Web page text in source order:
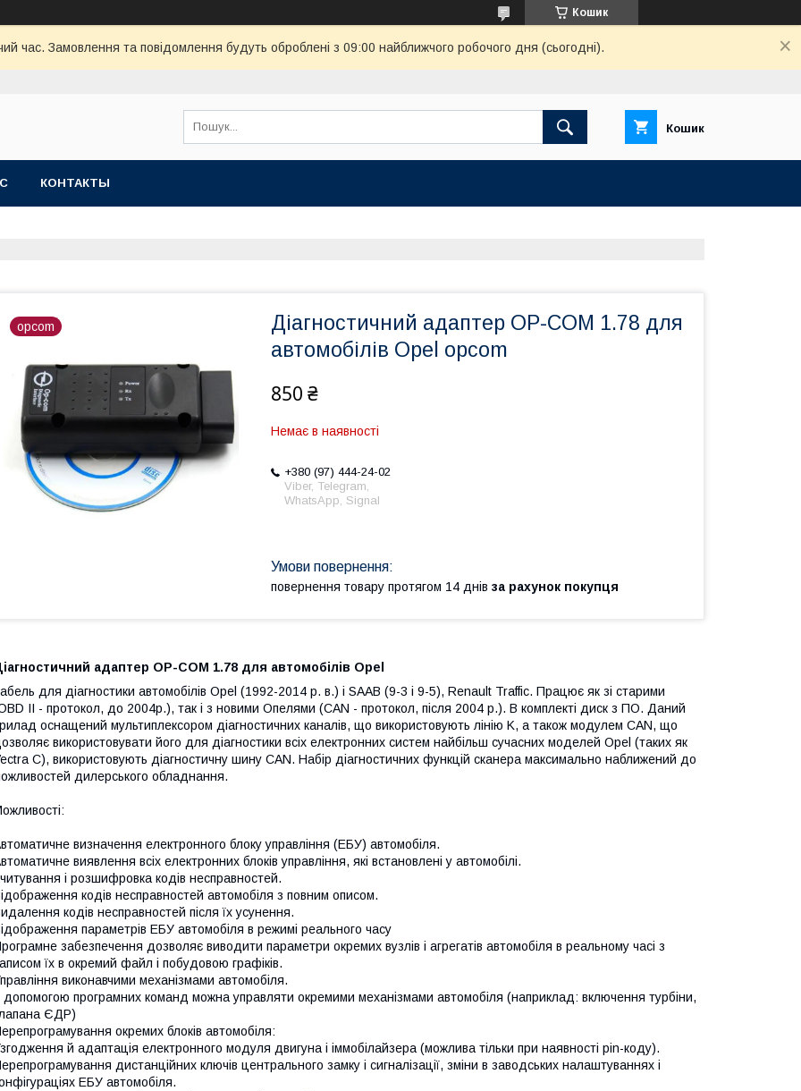
Кошик
час. Замовлення та повідомлення будуть оброблені з 09:00 найближчого робочого дня (сьогодні).
Кошик
КОНТАКТЫ
opcom
Діагностичний адаптер OP-COM 1.78 для
автомобілів Opel opcom
850 ₴
Немає в наявності
+380 (97) 444-24-02
Viber, Telegram,
WhatsApp, Signal
повернення товару протягом 14 днів за рахунок покупця
адаптер OP-COM 1.78 для автомобілів Opel
для діагностики автомобілів Opel (1992-2014 р. в.) і SAAB (9-3 і 9-5), Renault Traffic. Працює як зі старими
II - протокол, до 2004р.), так і з новими Опелями (CAN - протокол, після 2004 р.). В комплекті диск з ПО. Даний
оснащений мультиплексором діагностичних каналів, що використовують лінію K, а також модулем CAN, що
використовувати його для діагностики всіх електронних систем найбільш сучасних моделей Opel (таких як
C), використовують діагностичну шину CAN. Набір діагностичних функцій сканера максимально наближений до
дилерського обладнання.
визначення електронного блоку управління (ЕБУ) автомобіля.
виявлення всіх електронних блоків управління, які встановлені у автомобілі.
і розшифровка кодів несправностей.
кодів несправностей автомобіля з повним описом.
кодів несправностей після їх усунення.
параметрів ЕБУ автомобіля в режимі реального часу
забезпечення дозволяє виводити параметри окремих вузлів і агрегатів автомобіля в реальному часі з
їх в окремий файл і побудовою графіків.
виконавчими механізмами автомобіля.
допомогою програмних команд можна управляти окремими механізмами автомобіля (наприклад: включення турбіни,
ЄДР)
окремих блоків автомобіля:
й адаптація електронного модуля двигуна і іммобілайзера (можлива тільки при наявності pin-коду).
дистанційних ключів центрального замку і сигналізації, зміни в заводських налаштуваннях і
ЕБУ автомобіля.